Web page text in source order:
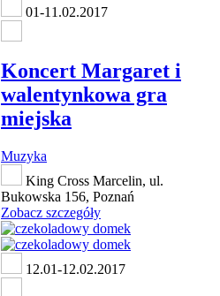
01-11.02.2017
Koncert Margaret i
walentynkowa gra
miejska
Muzyka
King Cross Marcelin, ul.
Bukowska 156, Poznań
Zobacz szczegóły
12.01-12.02.2017